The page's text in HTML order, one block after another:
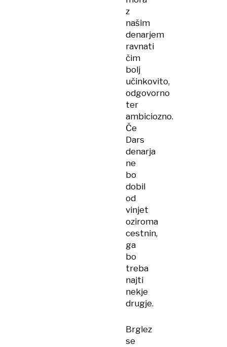
z
našim
denarjem
ravnati
čim
bolj
učinkovito,
odgovorno
ter
ambiciozno.
Če
Dars
denarja
ne
bo
dobil
od
vinjet
oziroma
cestnin,
ga
bo
treba
najti
nekje
drugje.
Brglez
se